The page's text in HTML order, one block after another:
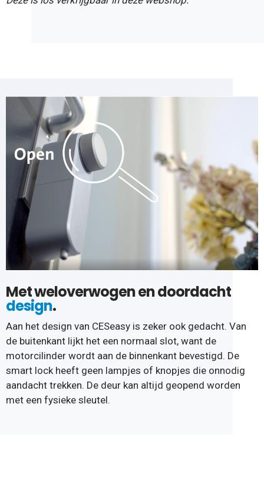
Met weloverwogen en doordacht
design.
Aan het design van CESeasy is zeker ook gedacht. Van
de buitenkant lijkt het een normaal slot, want de
motorcilinder wordt aan de binnenkant bevestigd. De
smart lock heeft geen lampjes of knopjes die onnodig
aandacht trekken. De deur kan altijd geopend worden
met een fysieke sleutel.